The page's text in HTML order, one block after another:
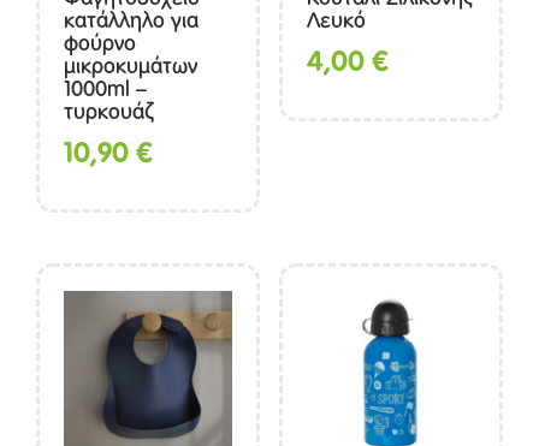
κατάλληλο για
φούρνο
μικροκυμάτων
1000ml –
τυρκουάζ
10,90€
Λευκό
4,00€